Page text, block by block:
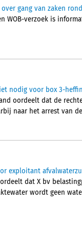
gang van zaken
WOB-verzoek is
nodig voor box 3-
oordeelt dat de
naar het arrest van
exploitant
dat X bv
wordt geen